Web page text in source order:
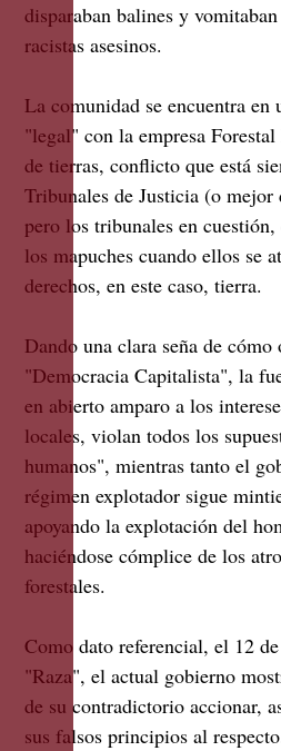
disparaban balines y
racistas asesinos.
La comunidad se encuentra en
"legal" con la empresa
de tierras, conflicto que está
Tribunales de Justicia (o
pero los tribunales en
los mapuches cuando ellos se
derechos, en este caso, tierra.
Dando una clara seña de
"Democracia Capitalista", la
en abierto amparo a los
locales, violan todos los
humanos", mientras tanto el
régimen explotador sigue
apoyando la explotación del
haciéndose cómplice de los
forestales.
Como dato referencial, el 12
"Raza", el actual gobierno
de su contradictorio accionar,
sus falsos principios al